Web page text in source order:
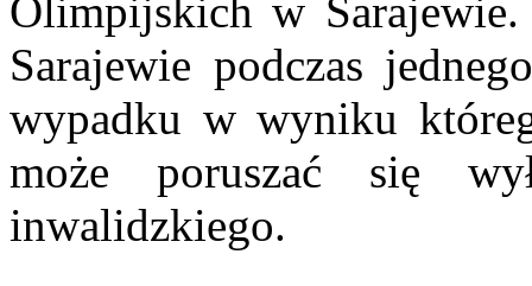
Olimpijskich w
Sarajewie podczas
wypadku w wyniku
może poruszać się
inwalidzkiego.